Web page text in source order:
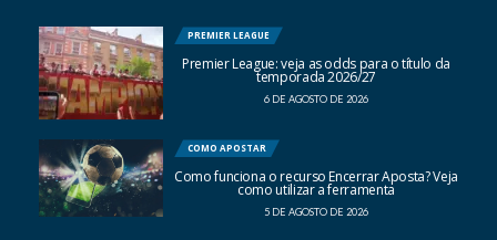
PREMIER LEAGUE
Premier League: veja as odds para o título da
temporada 2026/27
6 DE AGOSTO DE 2026
COMO APOSTAR
Como funciona o recurso Encerrar Aposta? Veja
como utilizar a ferramenta
5 DE AGOSTO DE 2026